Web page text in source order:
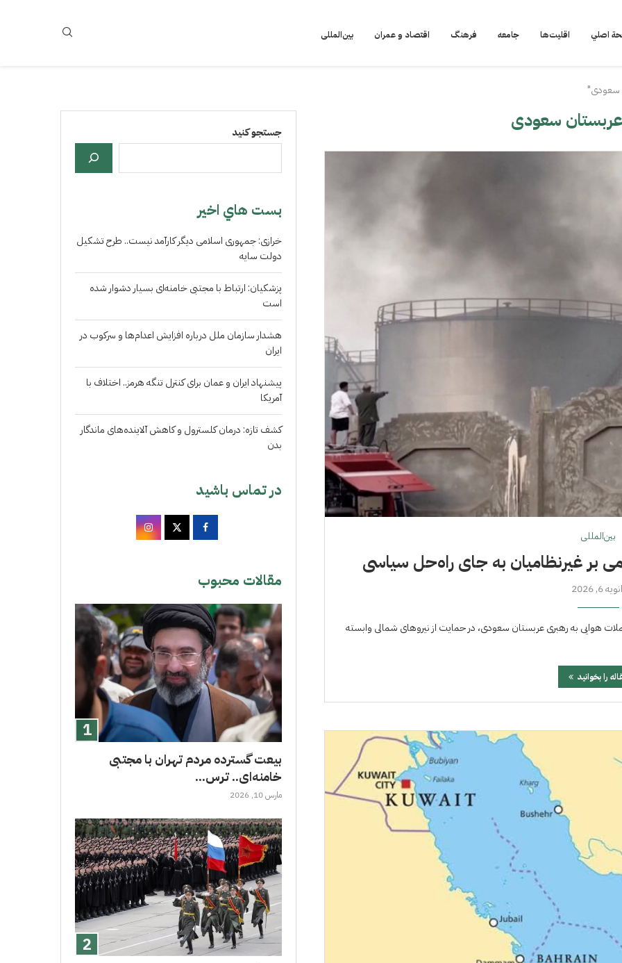
اصلي اقلیت‌ها جامعه فرهنگ اقتصاد و عمران بین‌المللی
سعودی"
سعودی
بین‌المللی
بر غیرنظامیان به جای راه‌حل سیاسی
6, 2026
هوایی به رهبری عربستان سعودی، در حمایت از نیروهای شمالی وابسته
را بخوانید
جستجو کنید
بست هاي اخير
خرازی: جمهوری اسلامی دیگر کارآمد نیست.. طرح تشکیل
دولت سایه
پزشکیان: ارتباط با مجتبی خامنه‌ای بسیار دشوار شده
است
هشدار سازمان ملل درباره افزایش اعدام‌ها و سرکوب در
ایران
پیشنهاد ایران و عمان برای کنترل تنگه هرمز.. اختلاف با
آمریکا
کشف تازه: درمان کلسترول و کاهش آلاینده‌های ماندگار
بدن
در تماس باشید
مقالات محبوب
بیعت گسترده مردم تهران با مجتبی
خامنه‌ای.. ترس...
مارس 10, 2026